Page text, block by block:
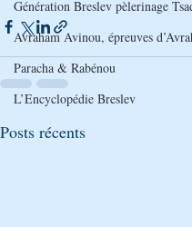
Génération Breslev pèlerinage
Avraham Avinou, épreuves
Paracha & Rabénou
L’Encyclopédie Breslev
Posts récents